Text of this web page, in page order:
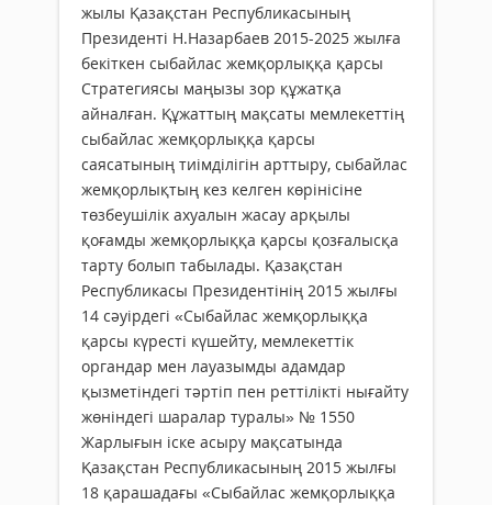
жылы Қазақстан Республикасының
Президенті Н.Назарбаев 2015-2025 жылға
бекіткен сыбайлас жемқорлыққа қарсы
Стратегиясы маңызы зор құжатқа
айналған. Құжаттың мақсаты мемлекеттің
сыбайлас жемқорлыққа қарсы
саясатының тиімділігін арттыру, сыбайлас
жемқорлықтың кез келген көрінісіне
төзбеушілік ахуалын жасау арқылы
қоғамды жемқорлыққа қарсы қозғалысқа
тарту болып табылады. Қазақстан
Республикасы Президентінің 2015 жылғы
14 сәуірдегі «Сыбайлас жемқорлыққа
қарсы күресті күшейту, мемлекеттік
органдар мен лауазымды адамдар
қызметіндегі тәртіп пен реттілікті нығайту
жөніндегі шаралар туралы» № 1550
Жарлығын іске асыру мақсатында
Қазақстан Республикасының 2015 жылғы
18 қарашадағы «Сыбайлас жемқорлыққа